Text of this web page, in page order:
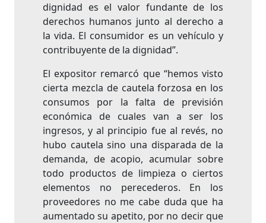
dignidad es el valor fundante de los
derechos humanos junto al derecho a
la vida. El consumidor es un vehículo y
contribuyente de la dignidad”.
El expositor remarcó que “hemos visto
cierta mezcla de cautela forzosa en los
consumos por la falta de previsión
económica de cuales van a ser los
ingresos, y al principio fue al revés, no
hubo cautela sino una disparada de la
demanda, de acopio, acumular sobre
todo productos de limpieza o ciertos
elementos no perecederos. En los
proveedores no me cabe duda que ha
aumentado su apetito, por no decir que